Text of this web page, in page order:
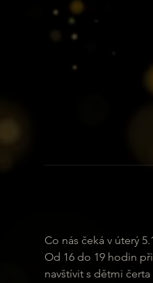
Co nás čeká v úterý
Od 16 do 19 hodin
navštívit s dětmi